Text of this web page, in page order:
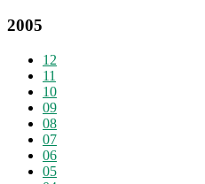
2005
12
11
10
09
08
07
06
05